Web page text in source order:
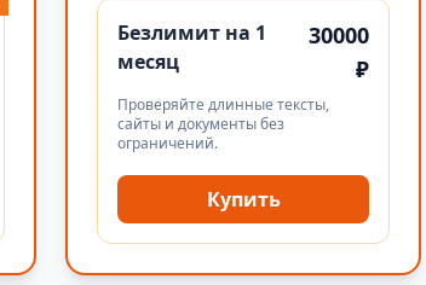
Безлимит на 1
месяц
30000
₽
Проверяйте длинные тексты,
сайты и документы без
ограничений.
Купить